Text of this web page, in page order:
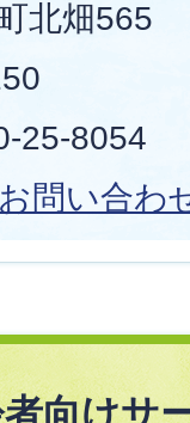
北畑565
25-8054
問い合わ
向けサ